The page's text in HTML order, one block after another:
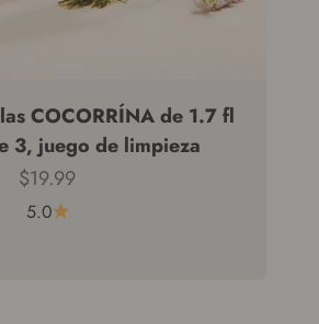
COCORRÍNA de 1.7 fl
3, juego de limpieza
Precio de venta
$19.99
5.0